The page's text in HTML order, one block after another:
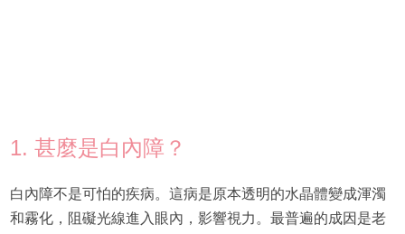
1. 甚麼是白內障？
白內障不是可怕的疾病。這病是原本透明的水晶體變成渾濁
和霧化，阻礙光線進入眼內，影響視力。最普遍的成因是老